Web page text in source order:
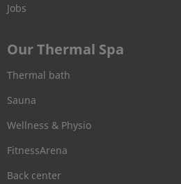
Jobs
Our Thermal Spa
Thermal bath
Sauna
Wellness & Physio
FitnessArena
Back center